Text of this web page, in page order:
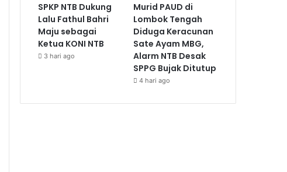
SPKP NTB Dukung
Lalu Fathul Bahri
Maju sebagai
Ketua KONI NTB
3 hari ago
Murid PAUD di
Lombok Tengah
Diduga Keracunan
Sate Ayam MBG,
Alarm NTB Desak
SPPG Bujak Ditutup
4 hari ago